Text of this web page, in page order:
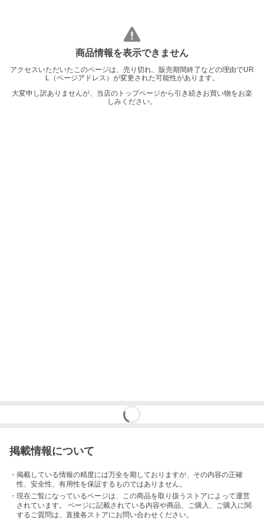
商品情報を表示できません
アクセスいただいたこのページは、売り切れ、販売期間終了などの理由でUR
L（ページアドレス）が変更された可能性があります。
大変申し訳ありませんが、当店のトップページから引き続きお買い物をお楽
しみください。
掲載情報について
・掲載している情報の精度には万全を期しておりますが、その内容の正確
性、安全性、有用性を保証するものではありません。
・現在ご覧になっているページは、この商品を取り扱うストアによって運営
されています。 ページに記載されている内容や商品、ご購入 、ご購入に関
するご質問は、直接各ストアにお問い合わせください。